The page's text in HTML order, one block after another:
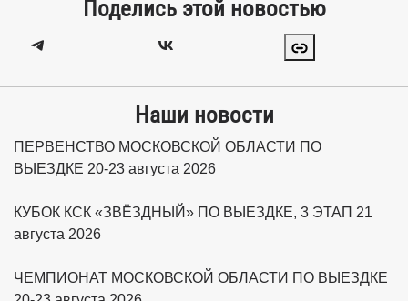
Поделись этой новостью
Наши новости
ПЕРВЕНСТВО МОСКОВСКОЙ ОБЛАСТИ ПО
ВЫЕЗДКЕ 20-23 августа 2026
КУБОК КСК «ЗВЁЗДНЫЙ» ПО ВЫЕЗДКЕ, 3 ЭТАП 21
августа 2026
ЧЕМПИОНАТ МОСКОВСКОЙ ОБЛАСТИ ПО ВЫЕЗДКЕ